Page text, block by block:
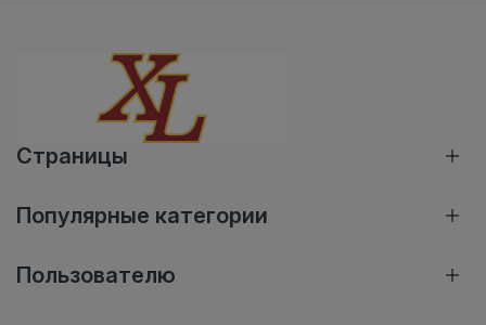
Страницы
Популярные категории
Пользователю